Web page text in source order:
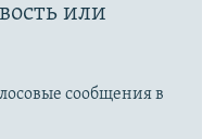
или
сообщения в